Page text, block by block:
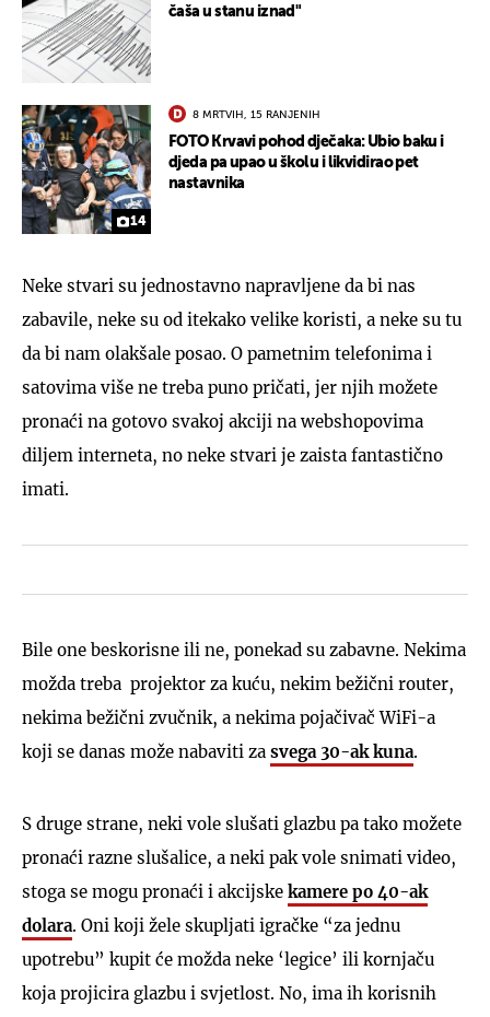
čaša u stanu iznad"
14
8 MRTVIH, 15 RANJENIH
FOTO Krvavi pohod dječaka: Ubio baku i
djeda pa upao u školu i likvidirao pet
nastavnika
Neke stvari su jednostavno napravljene da bi nas
zabavile, neke su od itekako velike koristi, a neke su tu
da bi nam olakšale posao. O pametnim telefonima i
satovima više ne treba puno pričati, jer njih možete
pronaći na gotovo svakoj akciji na webshopovima
diljem interneta, no neke stvari je zaista fantastično
imati.
Bile one beskorisne ili ne, ponekad su zabavne. Nekima
možda treba projektor za kuću, nekim bežični router,
nekima bežični zvučnik, a nekima pojačivač WiFi-a
koji se danas može nabaviti za svega 30-ak kuna.
S druge strane, neki vole slušati glazbu pa tako možete
pronaći razne slušalice, a neki pak vole snimati video,
stoga se mogu pronaći i akcijske kamere po 40-ak
dolara. Oni koji žele skupljati igračke “za jednu
upotrebu” kupit će možda neke ‘legice’ ili kornjaču
koja projicira glazbu i svjetlost. No, ima ih korisnih